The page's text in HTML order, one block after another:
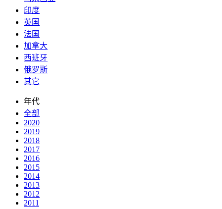
印度
英国
法国
加拿大
西班牙
俄罗斯
其它
年代
全部
2020
2019
2018
2017
2016
2015
2014
2013
2012
2011